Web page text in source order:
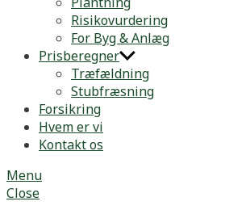
Risikovurdering
For Byg & Anlæg
Prisberegner
Træfældning
Stubfræsning
Forsikring
Hvem er vi
Kontakt os
Menu
Close